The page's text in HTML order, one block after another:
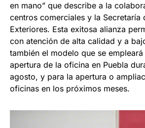
en mano” que describe a la
centros comerciales y la Secretaría
Exteriores. Esta exitosa alianza
con atención de alta calidad y a
también el modelo que se
apertura de la oficina en Puebla
agosto, y para la apertura o
oficinas en los próximos meses.